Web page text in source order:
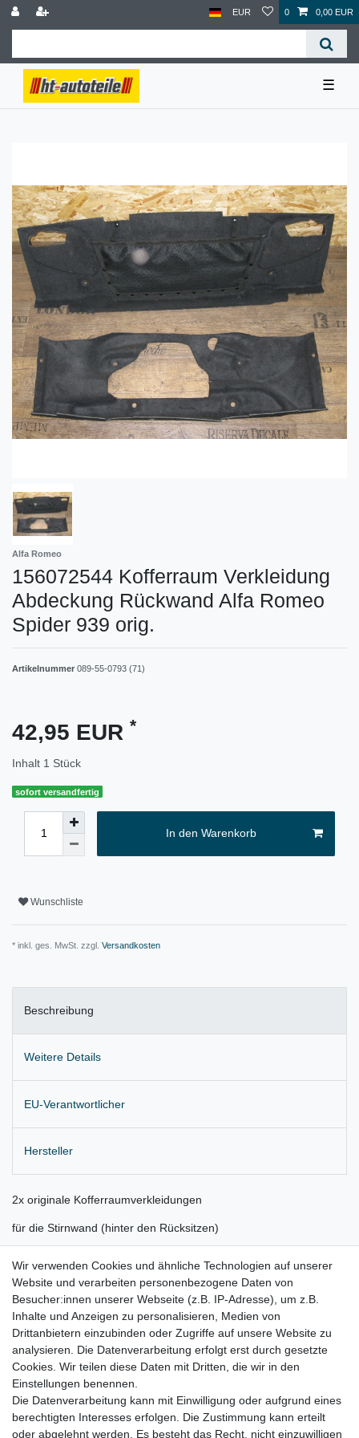
EUR 0 0,00 EUR
☰
Alfa Romeo
156072544 Kofferraum Verkleidung
Abdeckung Rückwand Alfa Romeo
Spider 939 orig.
Artikelnummer 089-55-0793 (71)
42,95 EUR *
Inhalt 1 Stück
sofort versandfertig
In den Warenkorb
Wunschliste
* inkl. ges. MwSt. zzgl. Versandkosten
Beschreibung
Weitere Details
EU-Verantwortlicher
Hersteller
2x originale Kofferraumverkleidungen
für die Stirnwand (hinter den Rücksitzen)
Farbe: schwarz
Lieferung wie abgebildet
für:
Alfa Romeo Spider 939 Bj. 2006 - 2011
Wir verwenden Cookies und ähnliche Technologien auf unserer
Website und verarbeiten personenbezogene Daten von
Besucher:innen unserer Webseite (z.B. IP-Adresse), um z.B.
Inhalte und Anzeigen zu personalisieren, Medien von
Drittanbietern einzubinden oder Zugriffe auf unsere Website zu
analysieren. Die Datenverarbeitung erfolgt erst durch gesetzte
Cookies. Wir teilen diese Daten mit Dritten, die wir in den
Einstellungen benennen.
Die Datenverarbeitung kann mit Einwilligung oder aufgrund eines
berechtigten Interesses erfolgen. Die Zustimmung kann erteilt
oder abgelehnt werden. Es besteht das Recht, nicht einzuwilligen